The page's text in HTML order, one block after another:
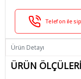
Telefon ile
Ürün Detayı
ÜRÜN ÖLÇÜLERİ